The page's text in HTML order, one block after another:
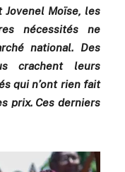
Jovenel Moïse, les
nécessités ne
national. Des
crachent leurs
qui n’ont rien fait
prix. Ces derniers